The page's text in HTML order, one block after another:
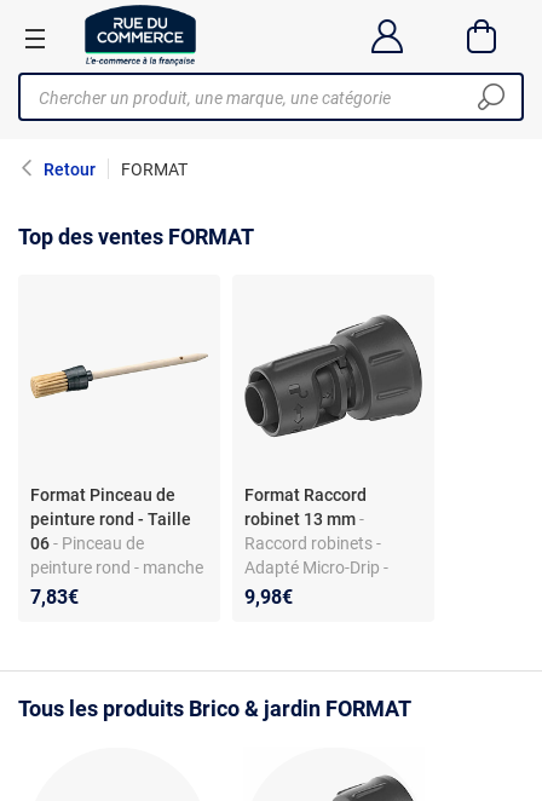
Retour FORMAT
Top des ventes FORMAT
Format Pinceau de
peinture rond - Taille
06- Pinceau de
peinture rond - manche
bois - pour plâtre -
7,83€
Format Raccord
robinet 13 mm-
Raccord robinets -
Adapté Micro-Drip -
Utilisation flexible
9,98€
Tous les produits Brico & jardin FORMAT